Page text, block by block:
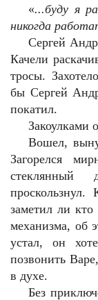
«...буду я
никогда
Сергей
Качели
тросы.
бы Сергей
покатил.
Закоулками
Вошел,
Загорелся
заметил ли кто
механизма, об
устал, он
позвонить
в духе.
Без